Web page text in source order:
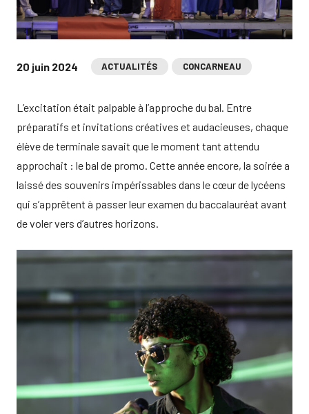
20 juin 2024 ACTUALITÉS CONCARNEAU
L’excitation était palpable à l’approche du bal. Entre
préparatifs et invitations créatives et audacieuses, chaque
élève de terminale savait que le moment tant attendu
approchait : le bal de promo. Cette année encore, la soirée a
laissé des souvenirs impérissables dans le cœur de lycéens
qui s’apprêtent à passer leur examen du baccalauréat avant
de voler vers d’autres horizons.